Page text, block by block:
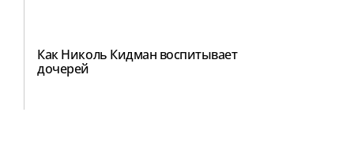
Как Николь Кидман воспитывает
дочерей